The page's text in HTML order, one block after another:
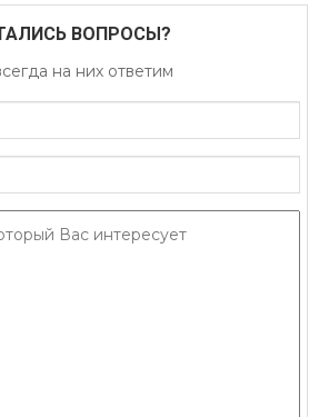
ВОПРОСЫ?
на них ответим